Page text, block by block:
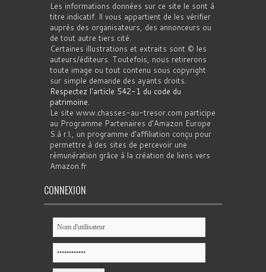
Les informations données sur ce site le sont à
titre indicatif. Il vous appartient de les vérifier
auprès des organisateurs, des annonceurs ou
de tout autre tiers cité.
Certaines illustrations et extraits sont © les
auteurs/éditeurs. Toutefois, nous retirerons
toute image ou tout contenu sous copyright
sur simple demande des ayants droits.
Respectez l'article 542-1 du code du
patrimoine.
Le site www.chasses-au-tresor.com participe
au Programme Partenaires d’Amazon Europe
S.à r.l., un programme d’affiliation conçu pour
permettre à des sites de percevoir une
rémunération grâce à la création de liens vers
Amazon.fr
CONNEXION